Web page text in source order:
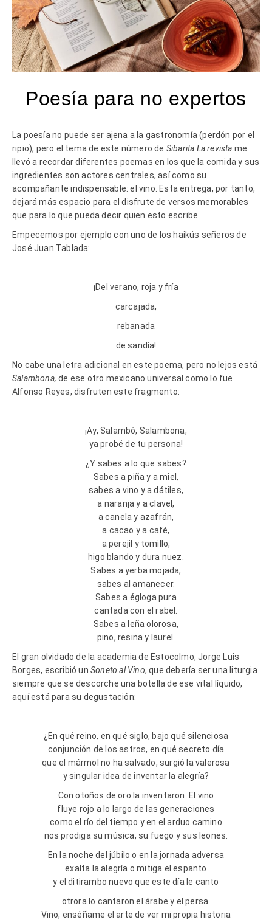
Poesía para no expertos
La poesía no puede ser ajena a la gastronomía (perdón por el
ripio), pero el tema de este número de Sibarita La revista me
llevó a recordar diferentes poemas en los que la comida y sus
ingredientes son actores centrales, así como su
acompañante indispensable: el vino. Esta entrega, por tanto,
dejará más espacio para el disfrute de versos memorables
que para lo que pueda decir quien esto escribe.
Empecemos por ejemplo con uno de los haikús señeros de
José Juan Tablada:
¡Del verano, roja y fría
carcajada,
rebanada
de sandía!
No cabe una letra adicional en este poema, pero no lejos está
Salambona, de ese otro mexicano universal como lo fue
Alfonso Reyes, disfruten este fragmento:
¡Ay, Salambó, Salambona,
ya probé de tu persona!
¿Y sabes a lo que sabes?
Sabes a piña y a miel,
sabes a vino y a dátiles,
a naranja y a clavel,
a canela y azafrán,
a cacao y a café,
a perejil y tomillo,
higo blando y dura nuez.
Sabes a yerba mojada,
sabes al amanecer.
Sabes a égloga pura
cantada con el rabel.
Sabes a leña olorosa,
pino, resina y laurel.
El gran olvidado de la academia de Estocolmo, Jorge Luis
Borges, escribió un Soneto al Vino, que debería ser una liturgia
siempre que se descorche una botella de ese vital líquido,
aquí está para su degustación:
¿En qué reino, en qué siglo, bajo qué silenciosa
conjunción de los astros, en qué secreto día
que el mármol no ha salvado, surgió la valerosa
y singular idea de inventar la alegría?
Con otoños de oro la inventaron. El vino
fluye rojo a lo largo de las generaciones
como el río del tiempo y en el arduo camino
nos prodiga su música, su fuego y sus leones.
En la noche del júbilo o en la jornada adversa
exalta la alegría o mitiga el espanto
y el ditirambo nuevo que este día le canto
otrora lo cantaron el árabe y el persa.
Vino, enséñame el arte de ver mi propia historia